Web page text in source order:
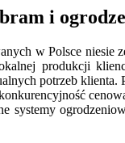
i
w Polsce niesie
produkcji
potrzeb
systemy